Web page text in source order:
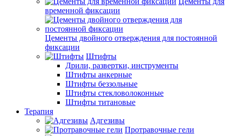
временной фиксации
Цементы двойного отверждения для постоянной
фиксации
Штифты
Дрили, развертки, инструменты
Штифты анкерные
Штифты беззольные
Штифты стекловолоконные
Штифты титановые
Терапия
Адгезивы
Протравочные гели